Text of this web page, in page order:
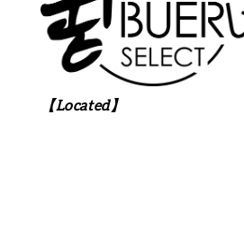
【Located】